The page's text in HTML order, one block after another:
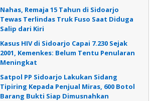
Nahas, Remaja 15 Tahun di Sidoarjo
Tewas Terlindas Truk Fuso Saat Diduga
Salip dari Kiri
Kasus HIV di Sidoarjo Capai 7.230 Sejak
2001, Kemenkes: Belum Tentu Penularan
Meningkat
Satpol PP Sidoarjo Lakukan Sidang
Tipiring Kepada Penjual Miras, 600 Botol
Barang Bukti Siap Dimusnahkan